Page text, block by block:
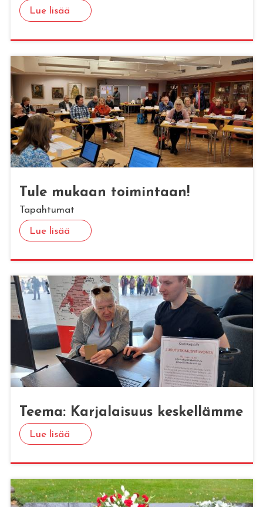
Lue lisää
Tule mu­kaan toi­min­taan!
Tapahtumat
Lue lisää
Teema: Kar­ja­lai­suus kes­kel­läm­me
Lue lisää